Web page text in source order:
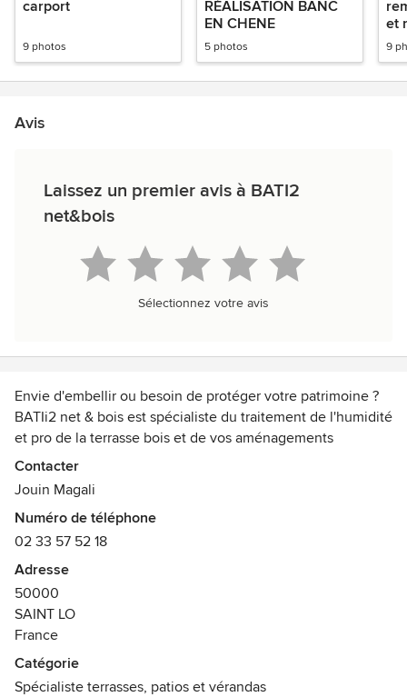
carport
9 photos
RÉALISATION BANC
EN CHENE
5 photos
et
9
Avis
Laissez un premier avis à BATI2
net&bois
Sélectionnez votre avis
Envie d'embellir ou besoin de protéger votre patrimoine ?
BATIi2 net & bois est spécialiste du traitement de l'humidité
et pro de la terrasse bois et de vos aménagements
extérieurs et vous accompagne dans vos projets de
restauration et d’embellissement.
Membre du réseau GRAD
Contacter
Jouin Magali
Numéro de téléphone
02 33 57 52 18
Adresse
50000
SAINT LO
France
Catégorie
Spécialiste terrasses, patios et vérandas